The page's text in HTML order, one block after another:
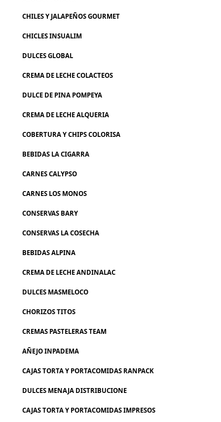
CHILES Y JALAPEÑOS GOURMET
CHICLES INSUALIM
DULCES GLOBAL
CREMA DE LECHE COLACTEOS
DULCE DE PINA POMPEYA
CREMA DE LECHE ALQUERIA
COBERTURA Y CHIPS COLORISA
BEBIDAS LA CIGARRA
CARNES CALYPSO
CARNES LOS MONOS
CONSERVAS BARY
CONSERVAS LA COSECHA
BEBIDAS ALPINA
CREMA DE LECHE ANDINALAC
DULCES MASMELOCO
CHORIZOS TITOS
CREMAS PASTELERAS TEAM
AÑEJO INPADEMA
CAJAS TORTA Y PORTACOMIDAS RANPACK
DULCES MENAJA DISTRIBUCIONE
CAJAS TORTA Y PORTACOMIDAS IMPRESOS